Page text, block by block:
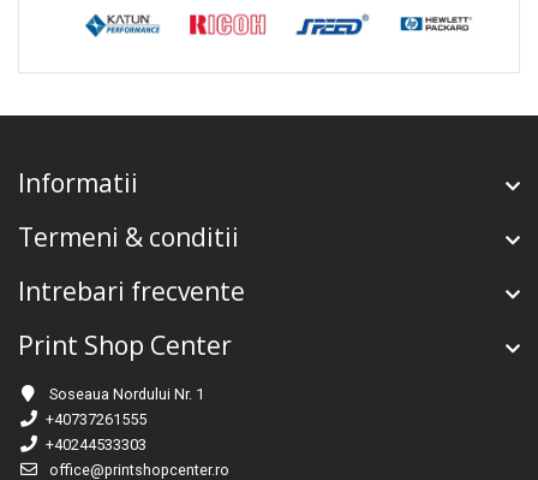
Informatii
Termeni & conditii
Intrebari frecvente
Print Shop Center
Soseaua Nordului Nr. 1
+40737261555
+40244533303
office@printshopcenter.ro